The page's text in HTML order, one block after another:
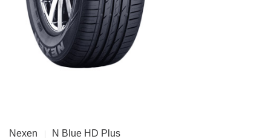
Nexen N Blue HD Plus